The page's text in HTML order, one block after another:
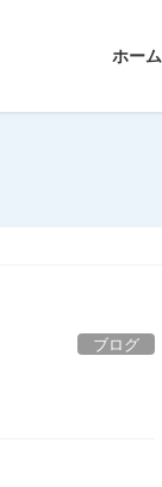
ホーム
ブログ